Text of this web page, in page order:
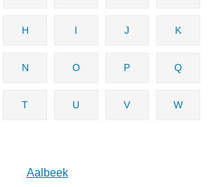
H I J K
N O P Q
T U V W
Aalbeek